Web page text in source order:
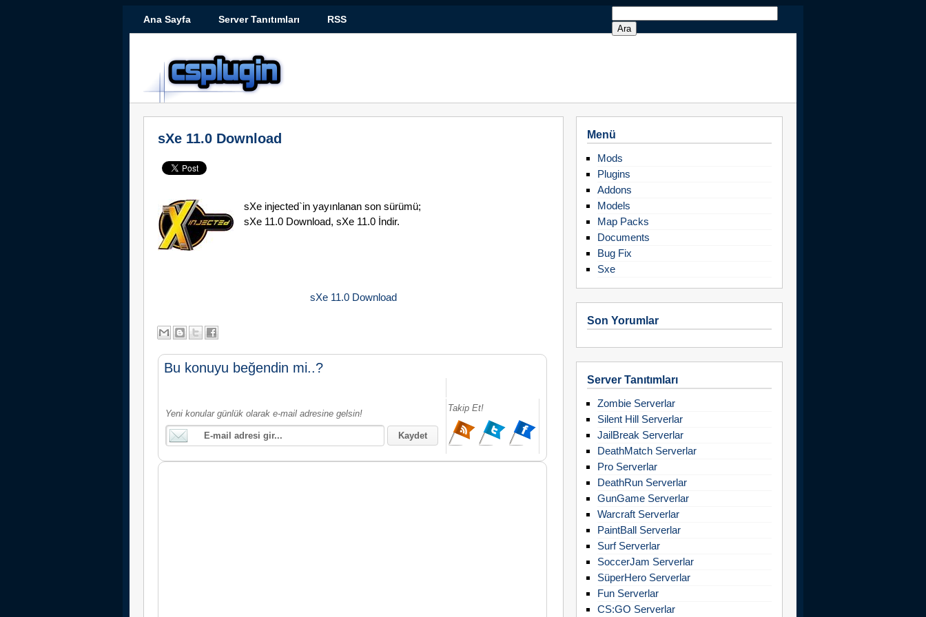
Ana Sayfa Server Tanıtımları RSS
sXe 11.0 Download
sXe injected`in yayınlanan son sürümü;
sXe 11.0 Download, sXe 11.0 İndir.
sXe 11.0 Download
Bu konuyu beğendin mi..?
Yeni konular günlük olarak e-mail adresine gelsin!
Takip Et!
Menü
Mods
Plugins
Addons
Models
Map Packs
Documents
Bug Fix
Sxe
Son Yorumlar
Server Tanıtımları
Zombie Serverlar
Silent Hill Serverlar
JailBreak Serverlar
DeathMatch Serverlar
Pro Serverlar
DeathRun Serverlar
GunGame Serverlar
Warcraft Serverlar
PaintBall Serverlar
Surf Serverlar
SoccerJam Serverlar
SüperHero Serverlar
Fun Serverlar
CS:GO Serverlar